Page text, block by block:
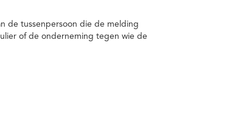
de tussenpersoon die de melding
of de onderneming tegen wie de